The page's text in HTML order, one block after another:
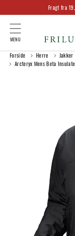
Fragt fra
Forside Herre
Arcteryx Mens Beta